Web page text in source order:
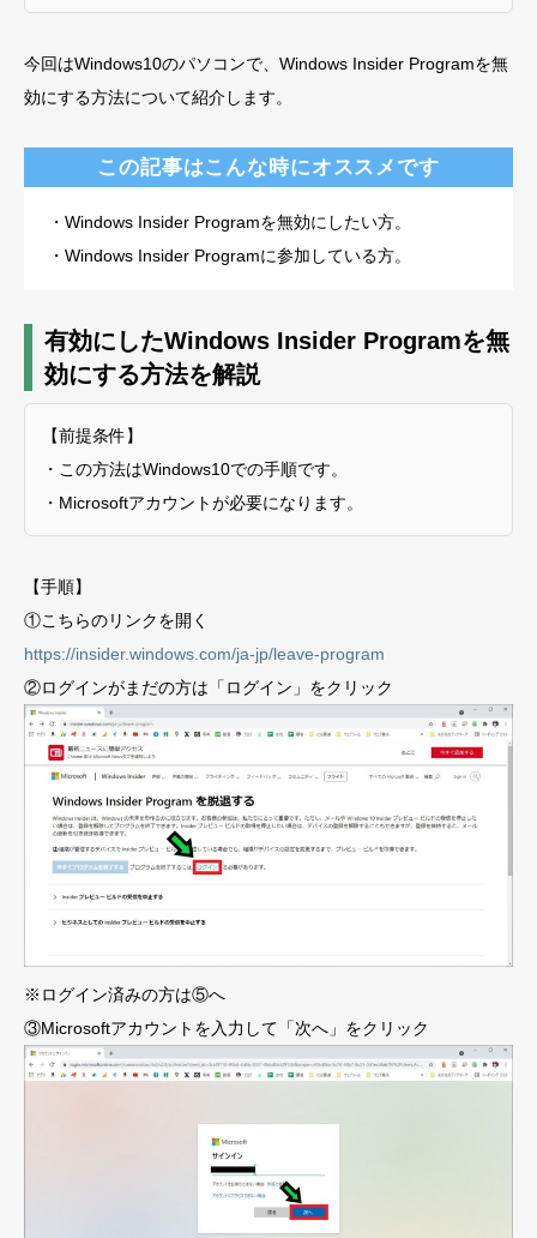
今回はWindows10のパソコンで、Windows Insider Programを無
効にする方法について紹介します。
この記事はこんな時にオススメです
・Windows Insider Programを無効にしたい方。
・Windows Insider Programに参加している方。
有効にしたWindows Insider Programを無
効にする方法を解説
【前提条件】
・この方法はWindows10での手順です。
・Microsoftアカウントが必要になります。
【手順】
①こちらのリンクを開く
https://insider.windows.com/ja-jp/leave-program
②ログインがまだの方は「ログイン」をクリック
※ログイン済みの方は⑤へ
③Microsoftアカウントを入力して「次へ」をクリック